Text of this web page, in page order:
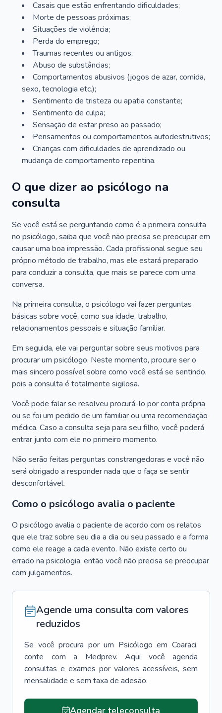
Casais que estão enfrentando dificuldades;
Morte de pessoas próximas;
Situações de violência;
Perda do emprego;
Traumas recentes ou antigos;
Abuso de substâncias;
Comportamentos abusivos (jogos de azar, comida,
sexo, tecnologia etc.);
Sentimento de tristeza ou apatia constante;
Sentimento de culpa;
Sensação de estar preso ao passado;
Pensamentos ou comportamentos autodestrutivos;
Crianças com dificuldades de aprendizado ou
mudança de comportamento repentina.
O que dizer ao psicólogo na
consulta
Se você está se perguntando como é a primeira consulta
no psicólogo, saiba que você não precisa se preocupar em
causar uma boa impressão. Cada profissional segue seu
próprio método de trabalho, mas ele estará preparado
para conduzir a consulta, que mais se parece com uma
conversa.
Na primeira consulta, o psicólogo vai fazer perguntas
básicas sobre você, como sua idade, trabalho,
relacionamentos pessoais e situação familiar.
Em seguida, ele vai perguntar sobre seus motivos para
procurar um psicólogo. Neste momento, procure ser o
mais sincero possível sobre como você está se sentindo,
pois a consulta é totalmente sigilosa.
Você pode falar se resolveu procurá-lo por conta própria
ou se foi um pedido de um familiar ou uma recomendação
médica. Caso a consulta seja para seu filho, você poderá
entrar junto com ele no primeiro momento.
Não serão feitas perguntas constrangedoras e você não
será obrigado a responder nada que o faça se sentir
desconfortável.
Como o psicólogo avalia o paciente
O psicólogo avalia o paciente de acordo com os relatos
que ele traz sobre seu dia a dia ou seu passado e a forma
como ele reage a cada evento. Não existe certo ou
errado na psicologia, então você não precisa se preocupar
com julgamentos.
Agende uma consulta com valores
reduzidos
Se você procura por um Psicólogo em Coaraci,
conte com a Medprev. Aqui você agenda
consultas e exames por valores acessíveis, sem
mensalidade e sem taxa de adesão.
Agendar teleconsulta